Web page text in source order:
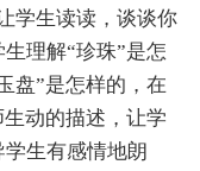
学生读读，谈谈你
理解“珍珠”是怎
盘”是怎样的，在
动的描述，让学
生有感情地朗